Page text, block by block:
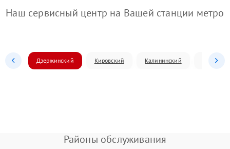
Наш сервисный центр на Вашей станции метро
Дзержинский Кировский Калининский
Районы обслуживания